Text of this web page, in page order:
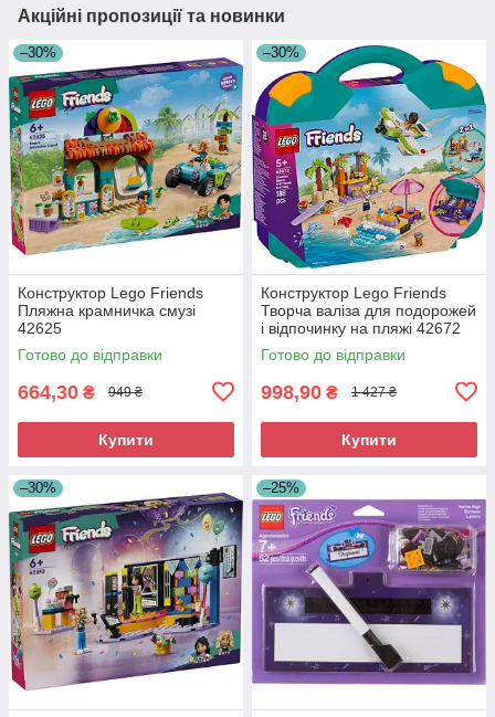
Акційні пропозиції та новинки
–30%
Конструктор Lego Friends
Пляжна крамничка смузі
42625
Готово до відправки
664,30 ₴ 949 ₴
Купити
–30%
Конструктор Lego Friends
Творча валіза для подорожей
і відпочинку на пляжі 42672
Готово до відправки
998,90 ₴ 1 427 ₴
Купити
–30% –25%